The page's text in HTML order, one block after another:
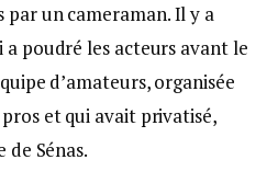
par un cameraman. Il y a
a poudré les acteurs avant le
d’amateurs, organisée
et qui avait privatisé,
de Sénas.